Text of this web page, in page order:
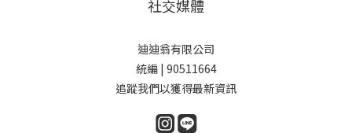
社交媒體
迪迪翁有限公司
統編 | 90511664
追蹤我們以獲得最新資訊